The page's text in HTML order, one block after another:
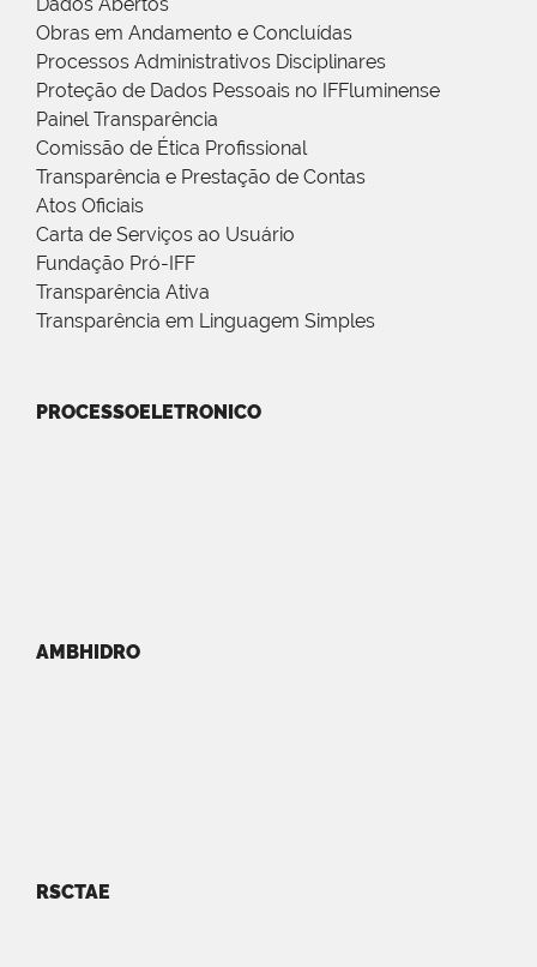
Obras em Andamento e Concluídas
Processos Administrativos Disciplinares
Proteção de Dados Pessoais no IFFluminense
Painel Transparência
Comissão de Ética Profissional
Transparência e Prestação de Contas
Atos Oficiais
Carta de Serviços ao Usuário
Fundação Pró-IFF
Transparência Ativa
Transparência em Linguagem Simples
PROCESSOELETRONICO
AMBHIDRO
RSCTAE